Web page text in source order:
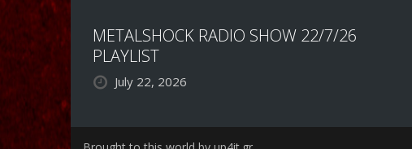
METALSHOCK RADIO SHOW 22/7/26
PLAYLIST
July 22, 2026